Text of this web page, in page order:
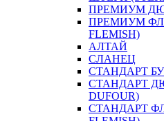
ПРЕМИУМ
ПРЕМИУМ
FLEMISH)
АЛТАЙ
СЛАНЕЦ
СТАНДАРТ
СТАНДАРТ
DUFOUR)
СТАНДАРТ